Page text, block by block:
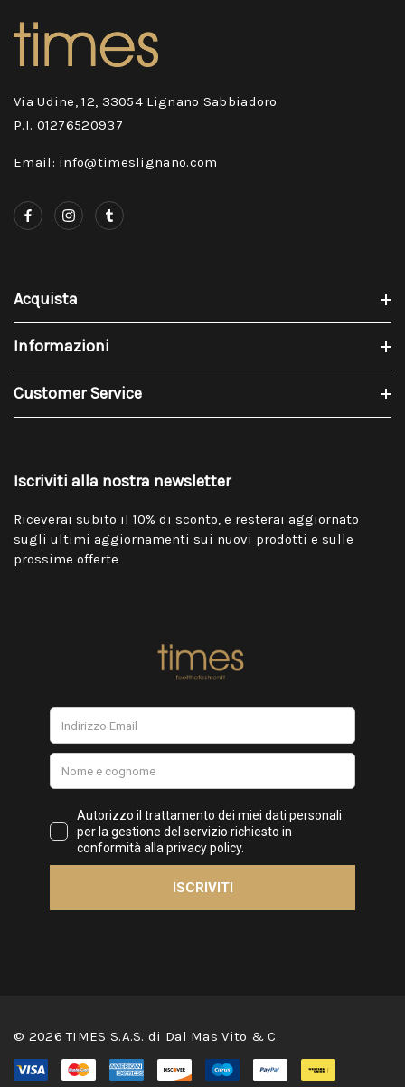
Via Udine, 12, 33054 Lignano Sabbiadoro
P.I. 01276520937
Email: info@timeslignano.com
Acquista
Informazioni
Customer Service
Iscriviti alla nostra newsletter
Riceverai subito il 10% di sconto, e resterai aggiornato
sugli ultimi aggiornamenti sui nuovi prodotti e sulle
prossime offerte
© 2026 TIMES S.A.S. di Dal Mas Vito & C.